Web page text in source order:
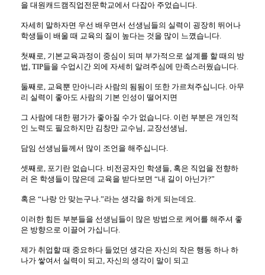
을 대원캐드캠직업전문학교에서 다잡아 주었습니다.
자세히 말하자면 우선 배우면서 선생님들의 실력이 굉장히 뛰어나
학생들이 배울 때 교육의 질이 높다는 것을 많이 느꼈습니다.
첫째로, 기본교육과정이 중심이 되며 부가적으로 설계를 할 때의 방
법, TIP들을 수업시간 외에 자세히 알려주심에 만족스러웠습니다.
둘째로, 교육뿐 만아니라 사람의 됨됨이 또한 가르쳐주십니다. 아무
리 실력이 좋아도 사람의 기본 인성이 떨어지면
그 사람에 대한 평가가 좋아질 수가 없습니다. 이런 부분은 개인적
인 노력도 필요하지만 김창만 교수님, 교장선생님,
담임 선생님들께서 많이 조언을 해주십니다.
셋째로, 포기란 없습니다. 비전공자인 학생들, 혹은 직업을 전향하
러 온 학생들이 많은데 교육을 받다보면 “내 길이 아닌가?”
혹은 “나랑 안 맞는구나.”라는 생각을 하게 되는데요.
이러한 힘든 부분들을 선생님들이 많은 방법으로 케어를 해주셔 좋
은 방향으로 이끌어 가십니다.
제가 취업할 때 중요하다 들었던 생각은 자신의 작은 행동 하나 하
나가 쌓여서 실력이 되고, 자신의 생각이 말이 되고